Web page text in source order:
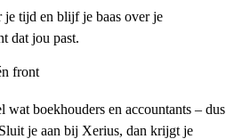
je tijd en blijf je baas over je
dat jou past.
front
wat boekhouders en accountants – dus
je aan bij Xerius, dan krijgt je